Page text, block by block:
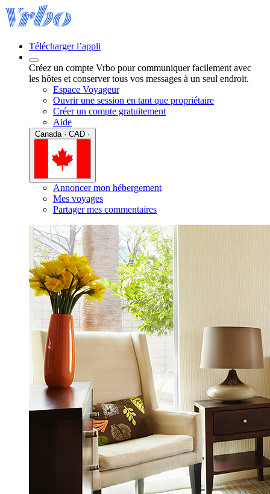
Télécharger l’appli
Créez un compte Vrbo pour communiquer facilement avec
les hôtes et conserver tous vos messages à un seul endroit.
Espace Voyageur
Ouvrir une session en tant que propriétaire
Créer un compte gratuitement
Aide
Annoncer mon hébergement
Mes voyages
Partager mes commentaires